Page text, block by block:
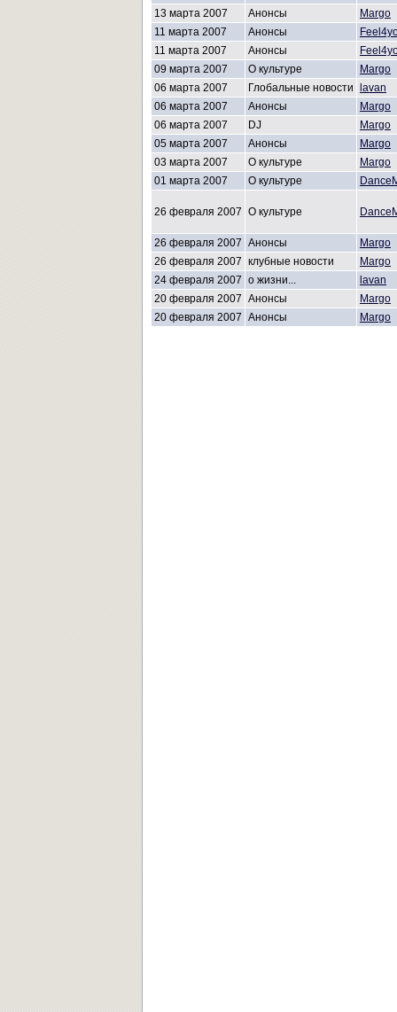
13 марта 2007
Анонсы
Margo
11 марта 2007
Анонсы
11 марта 2007
Анонсы
09 марта 2007
О культуре
Margo
06 марта 2007
Глобальные новости
lavan
06 марта 2007
Анонсы
Margo
06 марта 2007
DJ
Margo
05 марта 2007
Анонсы
Margo
03 марта 2007
О культуре
Margo
01 марта 2007
О культуре
26 февраля 2007 О культуре
26 февраля 2007 Анонсы
Margo
26 февраля 2007 клубные новости
Margo
24 февраля 2007 о жизни...
lavan
20 февраля 2007 Анонсы
Margo
20 февраля 2007 Анонсы Margo